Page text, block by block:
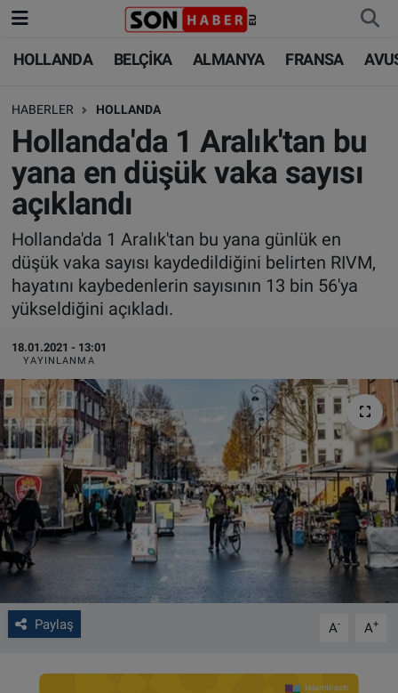
HOLLANDA BELÇİKA ALMANYA FRANSA
HABERLER HOLLANDA
Hollanda'da 1 Aralık'tan bu
yana en düşük vaka sayısı
açıklandı
Hollanda'da 1 Aralık'tan bu yana günlük en
düşük vaka sayısı kaydedildiğini belirten RIVM,
hayatını kaybedenlerin sayısının 13 bin 56'ya
yükseldiğini açıkladı.
18.01.2021 - 13:01
YAYINLANMA
Paylaş A- A+
HOLLANDA
BELÇİKA
ALMANYA
FRANSA
AVUSTURYA
SAĞLIK - YAŞAM
BİLİM-TEKNOLOJİ
HOLLANDA
BELÇİKA
ALMANYA
TÜRKİYE
DÜNYA
BİLİM-TEKNOLOJİ
SAĞLIK
FOTO GALERİ
VIDEO GALERİ
ALGEMENE VOORWAARDEN
CONTACT
Çerez Politikası
Nöbetçi Eczaneler
Hava Durumu
Trafik Durumu
Süper Lig Puan Durumu ve Fikstür
Tüm Manşetler
Son Dakika Haberleri
Haber Arşivi